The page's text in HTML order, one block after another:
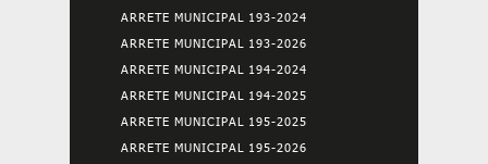
ARRETE MUNICIPAL 193-2024
ARRETE MUNICIPAL 193-2026
ARRETE MUNICIPAL 194-2024
ARRETE MUNICIPAL 194-2025
ARRETE MUNICIPAL 195-2025
ARRETE MUNICIPAL 195-2026